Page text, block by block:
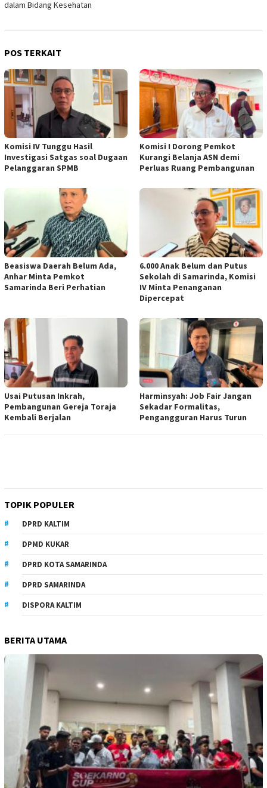
dalam Bidang Kesehatan
POS TERKAIT
Komisi IV Tunggu Hasil
Investigasi Satgas soal Dugaan
Pelanggaran SPMB
Komisi I Dorong Pemkot
Kurangi Belanja ASN demi
Perluas Ruang Pembangunan
Beasiswa Daerah Belum Ada,
Anhar Minta Pemkot
Samarinda Beri Perhatian
6.000 Anak Belum dan Putus
Sekolah di Samarinda, Komisi
IV Minta Penanganan
Dipercepat
Usai Putusan Inkrah,
Pembangunan Gereja Toraja
Kembali Berjalan
Harminsyah: Job Fair Jangan
Sekadar Formalitas,
Pengangguran Harus Turun
TOPIK POPULER
DPRD KALTIM
DPMD KUKAR
DPRD KOTA SAMARINDA
DPRD SAMARINDA
DISPORA KALTIM
BERITA UTAMA